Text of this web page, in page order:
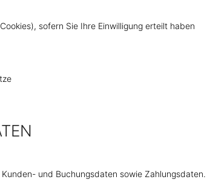
sofern Sie Ihre Einwilligung erteilt haben
und Buchungsdaten sowie Zahlungsdaten.